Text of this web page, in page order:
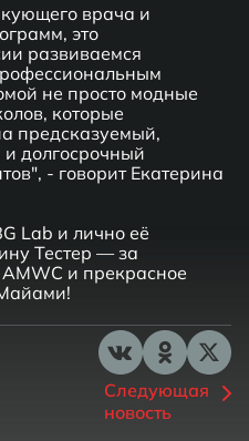
врача и
это
развиваемся
не просто модные
которые
предсказуемый,
долгосрочный
- говорит Екатерина
Lab и лично её
Тестер — за
и прекрасное
Следующая
новость